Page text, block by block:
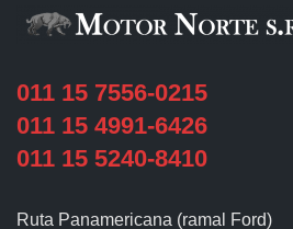
011 15 7556-0215
011 15 4991-6426
011 15 5240-8410
Ruta Panamericana (ramal Ford)